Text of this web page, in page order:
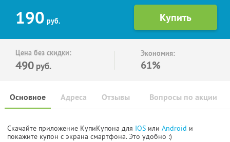
190 руб.
Цена без скидки:
490 руб.
Экономия:
61%
Основное Отзывы Вопросы по акции
Адреса
Скачайте приложение КупиКупона для IOS или Android и
покажите купон с экрана смартфона. Это удобно :)